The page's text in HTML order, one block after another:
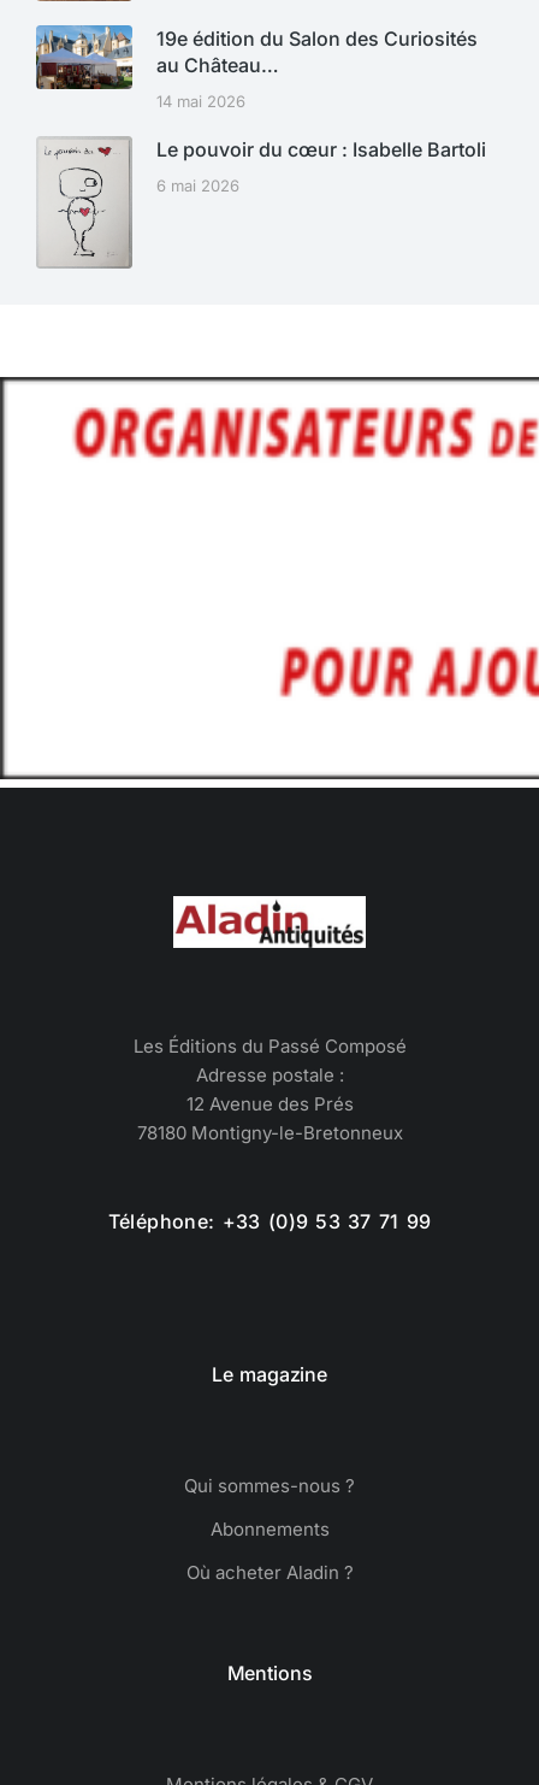
19e édition du Salon des Curiosités
au Château…
14 mai 2026
Le pouvoir du cœur : Isabelle Bartoli
6 mai 2026
Les Éditions du Passé Composé
Adresse postale :
12 Avenue des Prés
78180 Montigny-le-Bretonneux
Téléphone: +33 (0)9 53 37 71 99
Le magazine
Qui sommes-nous ?
Abonnements
Où acheter Aladin ?
Mentions